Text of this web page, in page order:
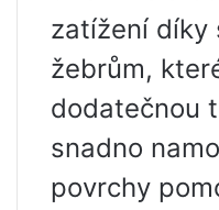
zatížení díky
žebrům,
dodatečnou
snadno
povrchy